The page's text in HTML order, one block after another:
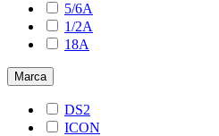
5/6A
1/2A
18A
Marca
DS2
ICON